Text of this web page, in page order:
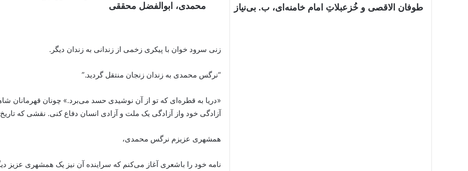
محمدی، ابوالفضل محققی
زنی سرود خوان با پیکری زخمی از زندانی به زندان دیگر.
“نرگس محمدی به زندان زنجان منتقل گردید.”
«دریا به قطره‌ای که تو از آن نوشیدی حسد می‌برد.» چونان قهرمانان
آزادگی خود واز آزادگی یک ملت و آزادی انسان دفاع کنی. نقشی که
همشهری عزیزم نرگس محمدی،
نامه خود را باشعری آغاز می‌کنم که سراینده آن نیز یک همشهری عزیز
طوفان الاقصی و خُزعبلاتِ امام خامنه‌ای، ب. بی‌نیاز